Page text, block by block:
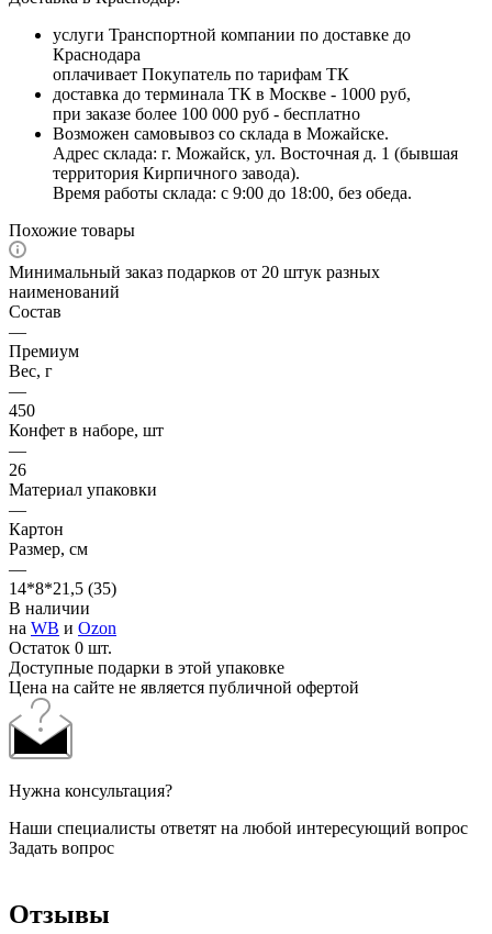
услуги Транспортной компании по доставке до
Краснодара
оплачивает Покупатель по тарифам ТК
доставка до терминала ТК в Москве - 1000 руб,
при заказе более 100 000 руб - бесплатно
Возможен самовывоз со склада в Можайске.
Адрес склада: г. Можайск, ул. Восточная д. 1 (бывшая
территория Кирпичного завода).
Время работы склада: с 9:00 до 18:00, без обеда.
Похожие товары
Минимальный заказ подарков от 20 штук разных
наименований
Состав
—
Премиум
Вес, г
—
450
Конфет в наборе, шт
—
26
Материал упаковки
—
Картон
Размер, см
—
14*8*21,5 (35)
В наличии
на WB и Ozon
Остаток 0 шт.
Доступные подарки в этой упаковке
Цена на сайте не является публичной офертой
Нужна консультация?
Наши специалисты ответят на любой интересующий вопрос
Задать вопрос
Отзывы